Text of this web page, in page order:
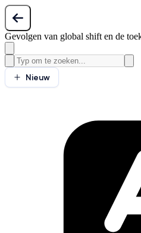
Gevolgen van global shift en de
Nieuw